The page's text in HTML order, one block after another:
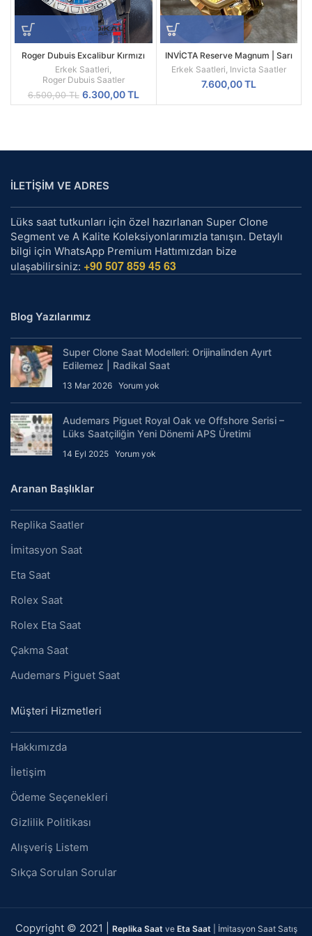
Roger Dubuis Excalibur Kırmızı
Spider Pirelli Replika Erkek Saati
Erkek Saatleri,
Roger Dubuis Saatler
6.500,00TL Orijinal
fiyat:
6.300,00TL
andaki
INVİCTA Reserve Magnum | Sarı
Kasa | Sarı Kadran | 52MM |
Quartz | Radikal Saat
Erkek Saatleri, Invicta Saatler
7.600,00TL
İLETİŞİM VE ADRES
Lüks saat tutkunları için özel hazırlanan Super Clone
Segment ve A Kalite Koleksiyonlarımızla tanışın. Detaylı
bilgi için WhatsApp Premium Hattımızdan bize
ulaşabilirsiniz: +90 507 859 45 63
Blog Yazılarımız
Super Clone Saat Modelleri: Orijinalinden Ayırt
Edilemez | Radikal Saat
13 Mar 2026 Yorum yok
Audemars Piguet Royal Oak ve Offshore Serisi –
Lüks Saatçiliğin Yeni Dönemi APS Üretimi
14 Eyl 2025 Yorum yok
Aranan Başlıklar
Replika Saatler
İmitasyon Saat
Eta Saat
Rolex Saat
Rolex Eta Saat
Çakma Saat
Audemars Piguet Saat
Müşteri Hizmetleri
Hakkımızda
İletişim
Ödeme Seçenekleri
Gizlilik Politikası
Alışveriş Listem
Sıkça Sorulan Sorular
Copyright © 2021 | Replika Saat ve Eta Saat | İmitasyon Saat Satış